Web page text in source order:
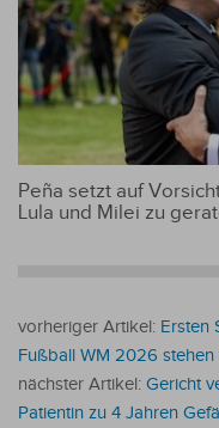
Peña setzt auf
Lula und Milei zu
vorheriger Artikel: Ersten
Fußball WM 2026 stehen
nächster Artikel: Gericht
Patientin zu 4 Jahren